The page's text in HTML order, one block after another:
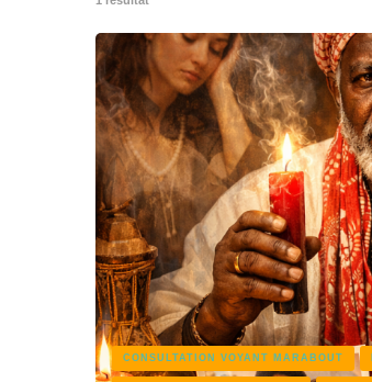
CONSULTATION VOYANT MARABOUT